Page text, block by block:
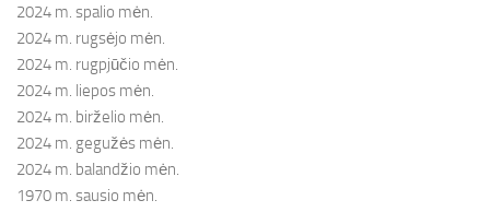
2024 m. spalio mėn.
2024 m. rugsėjo mėn.
2024 m. rugpjūčio mėn.
2024 m. liepos mėn.
2024 m. birželio mėn.
2024 m. gegužės mėn.
2024 m. balandžio mėn.
1970 m. sausio mėn.